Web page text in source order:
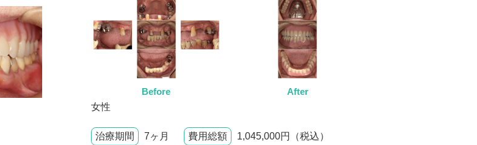
Before
After
女性
治療期間 7ヶ月 費用総額 1,045,000円（税込）